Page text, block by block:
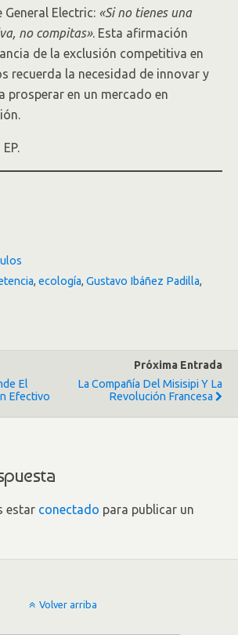
General Electric: «Si no tienes una
no compitas». Esta afirmación
de la exclusión competitiva en
recuerda la necesidad de innovar y
prosperar en un mercado en
, ecología, Gustavo Ibáñez Padilla,
El
Efectivo
Próxima Entrada
La Compañía Del Misisipi Y La
Revolución Francesa
estar conectado para publicar un
Volver arriba